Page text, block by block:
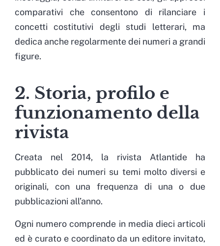
comparativi che consentono di rilanciare i
concetti costitutivi degli studi letterari, ma
dedica anche regolarmente dei numeri a grandi
figure.
2. Storia, profilo e
funzionamento della
rivista
Creata nel 2014, la rivista Atlantide ha
pubblicato dei numeri su temi molto diversi e
originali, con una frequenza di una o due
pubblicazioni all’anno.
Ogni numero comprende in media dieci articoli
ed è curato e coordinato da un editore invitato,